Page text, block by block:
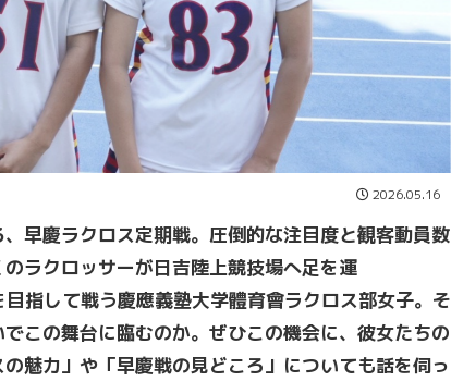
2026.05.16
早慶ラクロス定期戦。圧倒的な注目度と観客動員数
ラクロッサーが日吉陸上競技場へ足を運
指して戦う慶應義塾大学體育會ラクロス部女子。そ
この舞台に臨むのか。ぜひこの機会に、彼女たちの
魅力」や「早慶戦の見どころ」についても話を伺っ